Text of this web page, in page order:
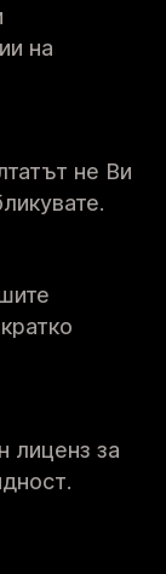
на
не Ви
лиценз за